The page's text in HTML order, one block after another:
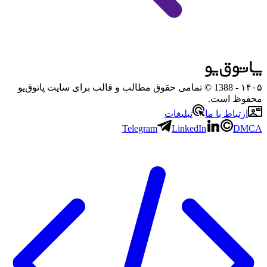
۱۴۰۵
- 1388 © تمامی حقوق مطالب و قالب برای سایت پاتوق‌یو
محفوظ است.
ارتباط با ما
تبلیغات
Telegram
LinkedIn DMCA